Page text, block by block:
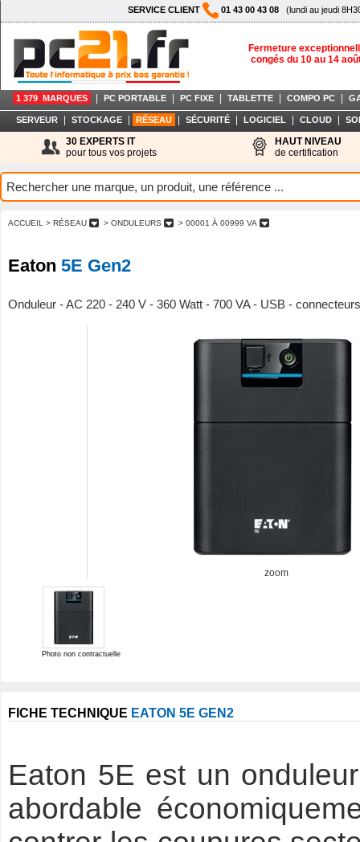
SERVICE CLIENT 01 43 00 43 08 (lundi au jeudi
Fermeture
congés du 10 au 14
1 379 MARQUES PC PORTABLE PC FIXE TABLETTE COMPO PC
SERVEUR STOCKAGE RÉSEAU SÉCURITÉ LOGICIEL CLOUD
30 EXPERTS IT
pour tous vos projets
HAUT NIVEAU
de certification
ACCUEIL > RÉSEAU > ONDULEURS > 00001 À 00999 VA
Eaton 5E Gen2
Onduleur - AC 220 - 240 V - 360 Watt - 700 VA - USB -
zoom
Photo non contractuelle
FICHE TECHNIQUE EATON 5E GEN2
Eaton 5E est un
abordable